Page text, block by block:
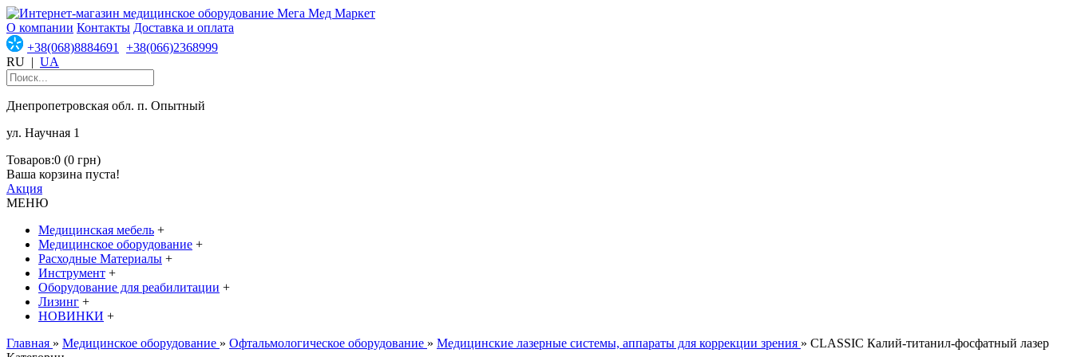
О компании Контакты Доставка и оплата
+38(068)8884691
+38(066)2368999
RU | UA
Днепропетровская обл. п. Опытный
ул. Научная 1
Товаров:0 (0 грн)
Ваша корзина пуста!
Акция
МЕНЮ
Медицинская мебель +
Медицинское оборудование +
Расходные Материалы +
Инструмент +
Оборудование для реабилитации +
Лизинг +
НОВИНКИ +
Главная » Медицинское оборудование » Офтальмологическое оборудование » Медицинские лазерные системы, аппараты для коррекции зрения » CLASSIC Калий-титанил-фосфатный лазер